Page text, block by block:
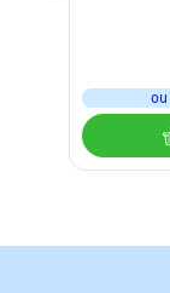
ou